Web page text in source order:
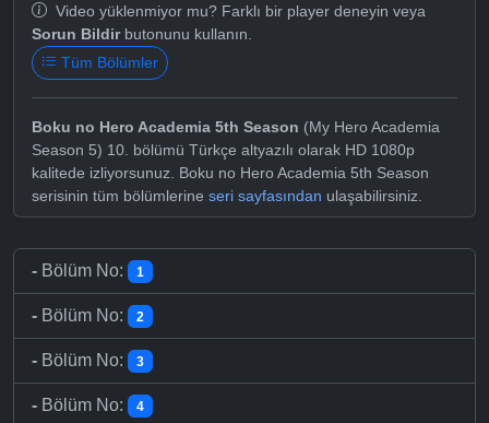
Video yüklenmiyor mu? Farklı bir player deneyin veya
Sorun Bildirbutonunu kullanın.
Tüm Bölümler
Boku no Hero Academia 5th Season (My Hero Academia
Season 5) 10. bölümü Türkçe altyazılı olarak HD 1080p
kalitede izliyorsunuz. Boku no Hero Academia 5th Season
serisinin tüm bölümlerine seri sayfasından ulaşabilirsiniz.
- Bölüm No: 1
- Bölüm No: 2
- Bölüm No: 3
- Bölüm No: 4